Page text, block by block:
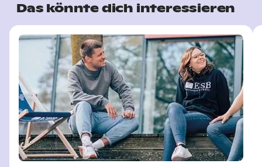
Das könnte dich interessieren